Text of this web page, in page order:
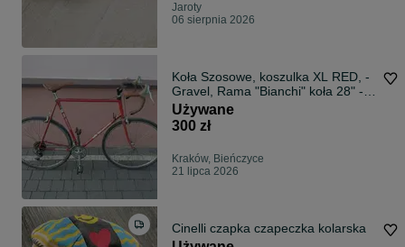
Jaroty
06 sierpnia 2026
Koła Szosowe, koszulka XL RED, -
Gravel, Rama "Bianchi" koła 28" -
59r
Używane
300 zł
Kraków, Bieńczyce
21 lipca 2026
Cinelli czapka czapeczka kolarska